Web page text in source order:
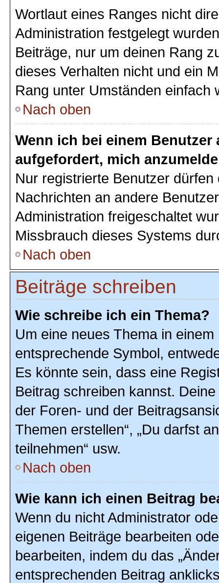
Wortlaut eines Ranges nicht
Administration festgelegt
Beiträge, nur um deinen Rang
dieses Verhalten nicht und ein
Rang unter Umständen einfach
Nach oben
Wenn ich bei einem
aufgefordert, mich
Nur registrierte Benutzer
Nachrichten an andere
Administration freigeschaltet
Missbrauch dieses Systems
Nach oben
Beiträge schreiben
Wie schreibe ich ein Thema?
Um eine neues Thema in
entsprechende Symbol,
Es könnte sein, dass eine
Beitrag schreiben kannst.
der Foren- und der
Themen erstellen“, „Du darfst
teilnehmen“ usw.
Nach oben
Wie kann ich einen Beitrag
Wenn du nicht Administrator
eigenen Beiträge bearbeiten
bearbeiten, indem du das
entsprechenden Beitrag